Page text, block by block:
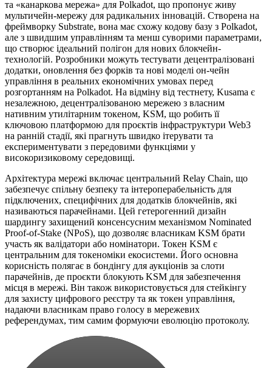
та «канаркова мережа» для Polkadot, що пропонує живу
мультичейн-мережу для радикальних інновацій. Створена на
фреймворку Substrate, вона має схожу кодову базу з Polkadot,
але з швидшим управлінням та менш суворими параметрами,
що створює ідеальний полігон для нових блокчейн-
технологій. Розробники можуть тестувати децентралізовані
додатки, оновлення без форків та нові моделі он-чейн
управління в реальних економічних умовах перед
розгортанням на Polkadot. На відміну від тестнету, Kusama є
незалежною, децентралізованою мережею з власним
нативним утилітарним токеном, KSM, що робить її
ключовою платформою для проєктів інфраструктури Web3
на ранній стадії, які прагнуть швидко ітерувати та
експериментувати з передовими функціями у
високоризиковому середовищі.
Архітектура мережі включає центральний Relay Chain, що
забезпечує спільну безпеку та інтероперабельність для
підключених, специфічних для додатків блокчейнів, які
називаються парачейнами. Цей гетерогенний дизайн
шардингу захищений консенсусним механізмом Nominated
Proof-of-Stake (NPoS), що дозволяє власникам KSM брати
участь як валідатори або номінатори. Токен KSM є
центральним для токеноміки екосистеми. Його основна
корисність полягає в бондінгу для аукціонів за слоти
парачейнів, де проєкти блокують KSM для забезпечення
місця в мережі. Він також використовується для стейкінгу
для захисту цифрового реєстру та як токен управління,
надаючи власникам право голосу в мережевих
референдумах, тим самим формуючи еволюцію протоколу.